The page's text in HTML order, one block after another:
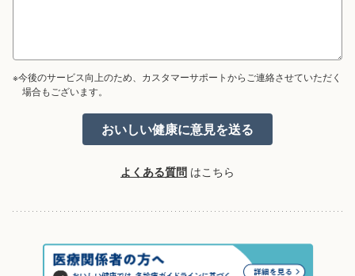
※今後のサービス向上のため、カスタマーサポートからご連絡させていただく
場合もございます。
よくある質問 はこちら